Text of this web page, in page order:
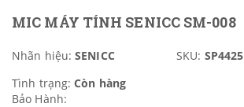
MIC MÁY TÍNH SENICC SM-008
Nhãn hiệu: SENICC SKU: SP4425
Tình trạng: Còn hàng
Bảo Hành: